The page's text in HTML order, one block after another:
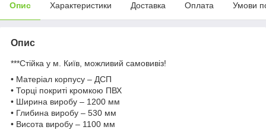
Опис Характеристики Доставка Оплата Умови
Опис
***Стійка у м. Київ, можливий самовивіз!
• Матеріал корпусу – ДСП
• Торці покриті кромкою ПВХ
• Ширина виробу – 1200 мм
• Глибина виробу – 530 мм
• Висота виробу – 1100 мм